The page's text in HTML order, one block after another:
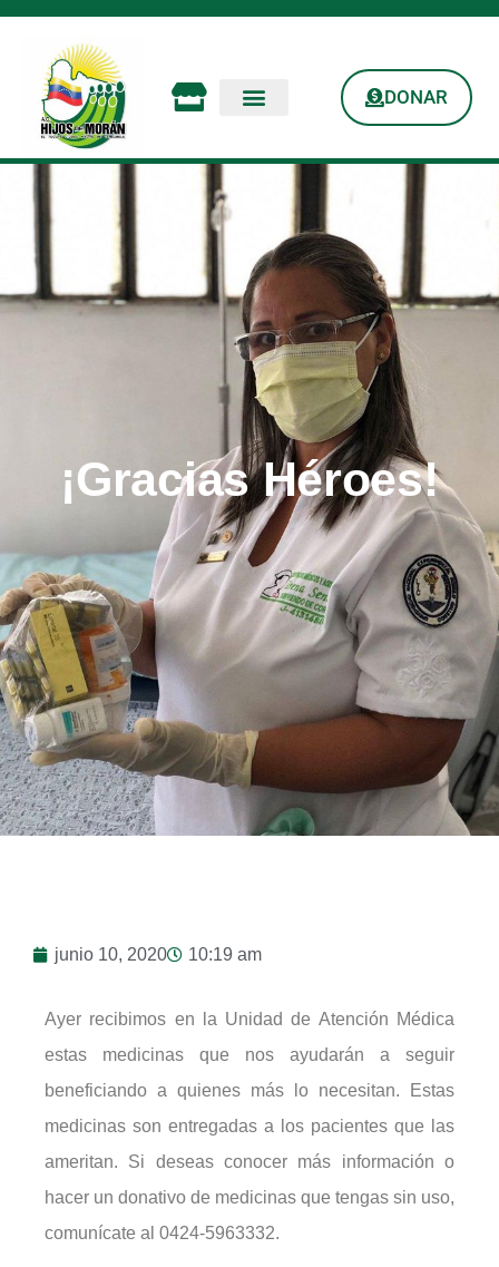
DONAR
¡Gracias Héroes!
junio 10, 2020 10:19 am
Ayer recibimos en la Unidad de Atención Médica
estas medicinas que nos ayudarán a seguir
beneficiando a quienes más lo necesitan. Estas
medicinas son entregadas a los pacientes que las
ameritan. Si deseas conocer más información o
hacer un donativo de medicinas que tengas sin uso,
comunícate al 0424-5963332.